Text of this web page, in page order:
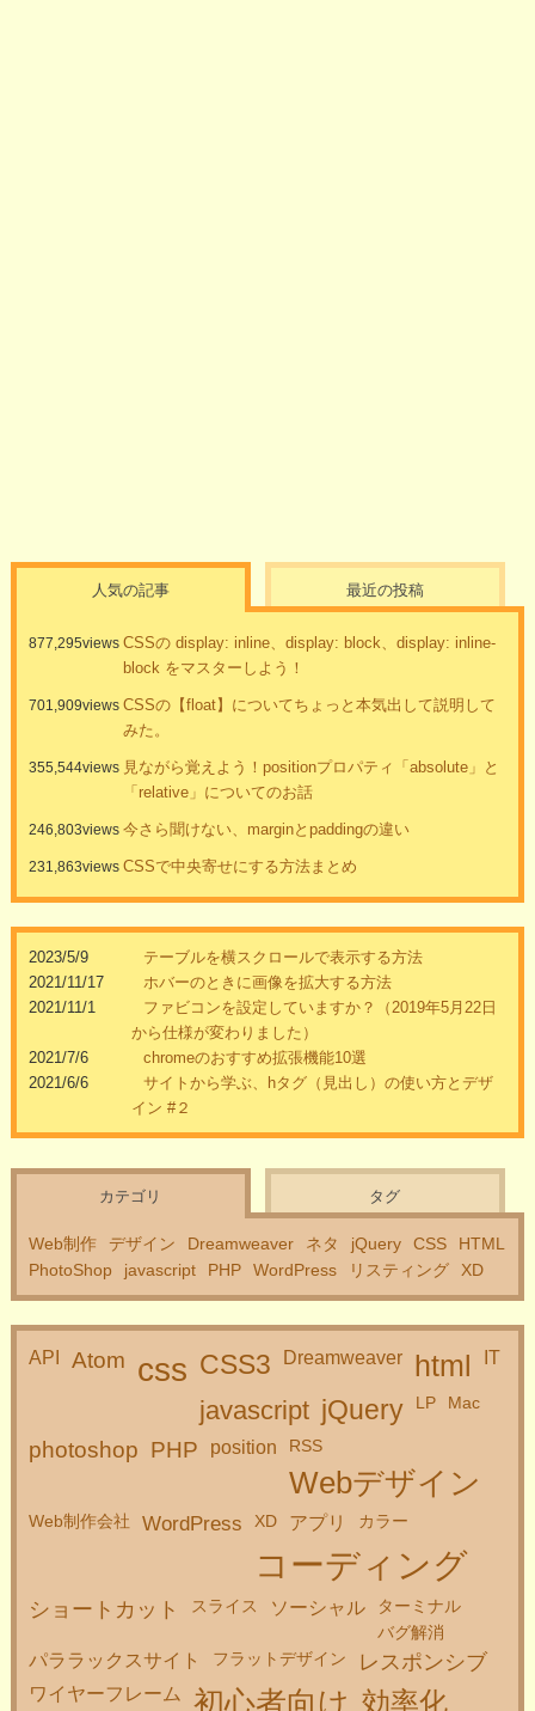
人気の記事 最近の投稿
877,295views CSSの display: inline、display: block、display: inline-
block をマスターしよう！
701,909views CSSの【float】についてちょっと本気出して説明して
みた。
355,544views 見ながら覚えよう！positionプロパティ「absolute」と
「relative」についてのお話
246,803views 今さら聞けない、marginとpaddingの違い
231,863views CSSで中央寄せにする方法まとめ
2023/5/9
テーブルを横スクロールで表示する方法
2021/11/17
ホバーのときに画像を拡大する方法
2021/11/1
ファビコンを設定していますか？（2019年5月22日
から仕様が変わりました）
2021/7/6
chromeのおすすめ拡張機能10選
2021/6/6
サイトから学ぶ、hタグ（見出し）の使い方とデザ
イン #２
カテゴリ タグ
Web制作 デザイン Dreamweaver ネタ jQuery CSS
HTML
PhotoShop
javascript PHP WordPress リスティング XD
API Atom css CSS3 Dreamweaver html IT
javascript jQuery LP Mac
photoshop PHP position RSS
Webデザイン
Web制作会社 WordPress XD アプリ カラー
コーディング
ショートカット スライス ソーシャル
ターミナル
バグ解消
パララックスサイト フラットデザイン レスポンシブ
ワイヤーフレーム 初心者向け 効率化